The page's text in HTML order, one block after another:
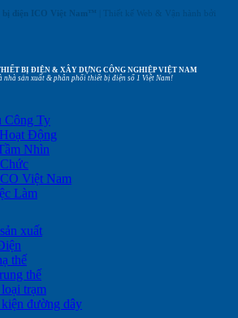
bị điện ICO Việt Nam™ | Thiết kế Web & Vận hành bởi
BỊ ĐIỆN & XÂY DỰNG CÔNG NGHIỆP VIỆT NAM
nhà sản xuất & phân phối thiết bị điện số 1 Việt Nam!
Công Ty
Động
Nhìn
Việt Nam
Làm
xuất
thế
thế
trạm
kiện đường dây